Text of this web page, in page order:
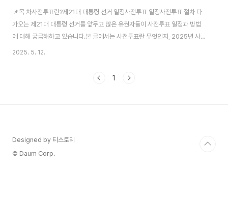
📌목 차사전투표란?제21대 대통령 선거 일정사전투표 일정사전투표 절차 다
가오는 제21대 대통령 선거를 앞두고 많은 유권자들이 사전투표 일정과 방법
에 대해 궁금해하고 있습니다.본 글에서는 사전투표란 무엇인지, 2025년 사
전투표 날짜, 절차까지 자세히 안내해드립니다. 제21대 대통령선거 정보 👆 사
수 있도록 마련된 제도입니다. 별도의 신청 없이 주민등록증, 운전면허증, 여권
2025. 5. 12.
1
Designed by 티스토리
© Daum Corp.